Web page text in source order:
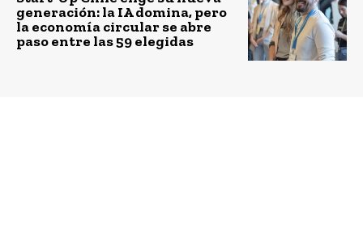
generación: la IA domina, pero
la economía circular se abre
paso entre las 59 elegidas